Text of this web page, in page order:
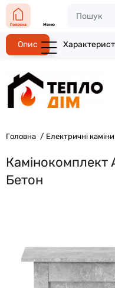
Головна Меню
Головна Електричні каміни
Камінокомплект
Бетон
Опис